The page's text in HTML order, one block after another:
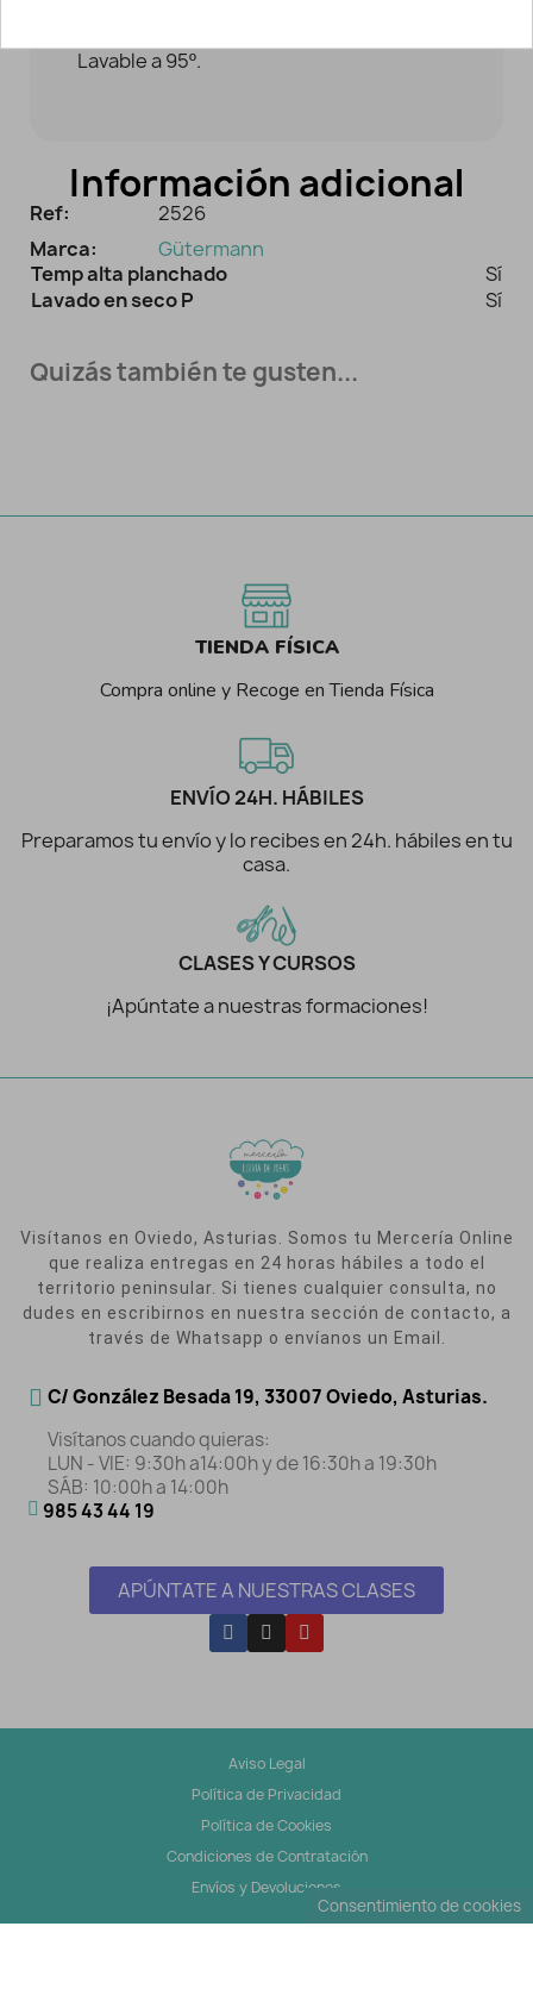
Lavable a 95º.
Información adicional
Ref:
2526
Marca:
Gütermann
Temp alta planchado
Sí
Lavado en seco P
Sí
Quizás también te gusten...
TIENDA FÍSICA
Compra online y Recoge en Tienda Física
ENVÍO 24H. HÁBILES
Preparamos tu envío y lo recibes en 24h. hábiles en tu
casa.
CLASES Y CURSOS
¡Apúntate a nuestras formaciones!
Visítanos en Oviedo, Asturias. Somos tu Mercería Online
que realiza entregas en 24 horas hábiles a todo el
territorio peninsular. Si tienes cualquier consulta, no
dudes en escribirnos en nuestra sección de contacto, a
través de Whatsapp o envíanos un Email.
C/ González Besada 19, 33007 Oviedo, Asturias.
Visítanos cuando quieras:
LUN - VIE: 9:30h a14:00h y de 16:30h a 19:30h
SÁB: 10:00h a 14:00h
985 43 44 19
APÚNTATE A NUESTRAS CLASES
Aviso Legal
Política de Privacidad
Política de Cookies
Condiciones de Contratación
Envíos y Devoluciones
Consentimiento de cookies